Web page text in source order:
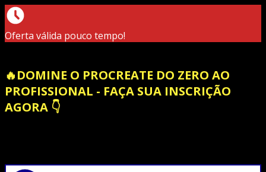
Oferta válida pouco tempo!
🔥DOMINE O PROCREATE DO ZERO AO
PROFISSIONAL - FAÇA SUA INSCRIÇÃO
AGORA 👇